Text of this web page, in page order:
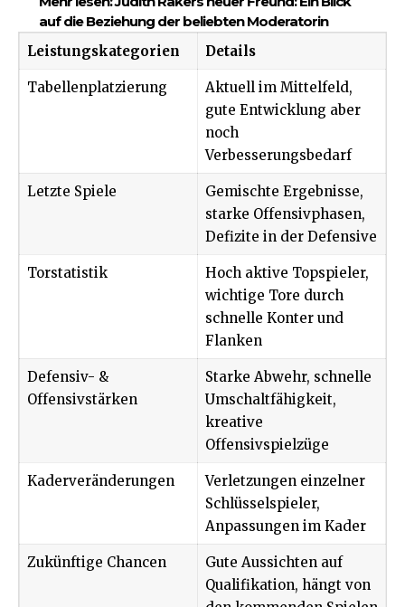
auf die Beziehung der beliebten Moderatorin
Leistungskategorien
Details
Tabellenplatzierung
Aktuell im Mittelfeld,
gute Entwicklung aber
noch
Verbesserungsbedarf
Letzte Spiele
Gemischte Ergebnisse,
starke Offensivphasen,
Defizite in der Defensive
Torstatistik
Hoch aktive Topspieler,
wichtige Tore durch
schnelle Konter und
Flanken
Defensiv- &
Offensivstärken
Starke Abwehr, schnelle
Umschaltfähigkeit,
kreative
Offensivspielzüge
Kaderveränderungen
Verletzungen einzelner
Schlüsselspieler,
Anpassungen im Kader
Zukünftige Chancen
Gute Aussichten auf
Qualifikation, hängt von